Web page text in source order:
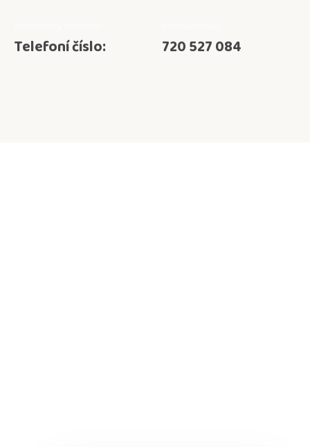
Telefoní číslo: 720 527 084